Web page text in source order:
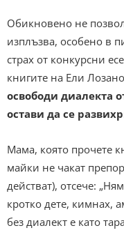
Обикновено не
изплъзва, особено в
страх от конкурсни
книгите на Ели
освободи диалекта
остави да се
Мама, която прочете
майки не чакат
действат), отсече:
кротко дете, кимнах,
без диалект е като